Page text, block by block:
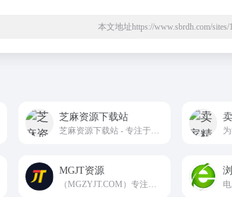
本文地址https://www.sbrdh.com/
芝麻资源下载站
芝麻资源下载站 - 专注于各种软件
MGJT资源